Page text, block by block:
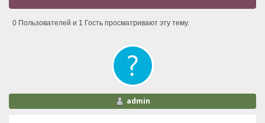
0 Пользователей и 1 Гость просматривают эту тему.
admin